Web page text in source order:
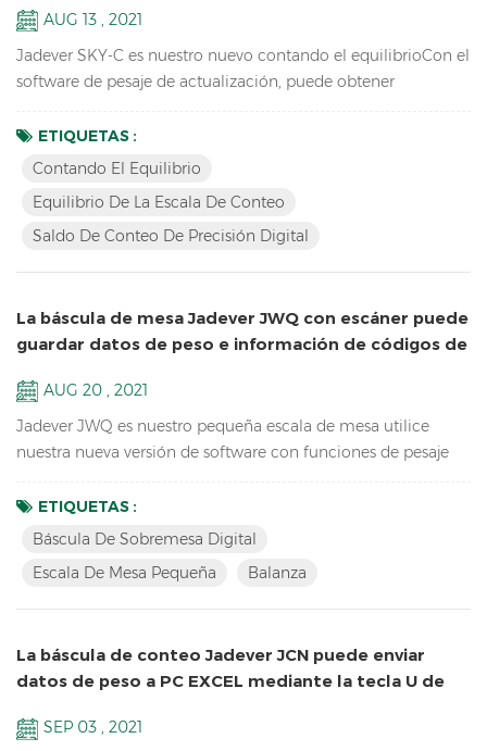
AUG 13 , 2021
Jadever SKY-C es nuestro nuevo contando el equilibrioCon el
software de pesaje de actualización, puede obtener
Comprobando con la luz de la torre, ideal para Embalaje.
Clave Características: alta resolución interna 1 / 600,000
equilibrioPantalla LCD con verde Retroiluminación baterí...
ETIQUETAS :
Contando El Equilibrio
Equilibrio De La Escala De Conteo
Saldo De Conteo De Precisión Digital
La báscula de mesa Jadever JWQ con escáner puede
guardar datos de peso e información de códigos de
AUG 20 , 2021
Jadever JWQ es nuestro pequeña escala de mesa utilice
nuestra nueva versión de software con funciones de pesaje
guardar datos de peso e información de códigos de barras en
U-disk con escáner. Características: Recuento de muestras
visualización de acumulación y borrado de acumulación ...
ETIQUETAS :
Báscula De Sobremesa Digital
Escala De Mesa Pequeña
Balanza
La báscula de conteo Jadever JCN puede enviar
datos de peso a PC EXCEL mediante la tecla U de
SEP 03 , 2021